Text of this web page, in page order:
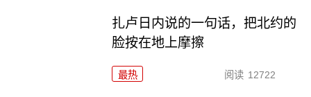
扎卢日内说的一句话，把北约的
脸按在地上摩擦
最热 阅读 12722